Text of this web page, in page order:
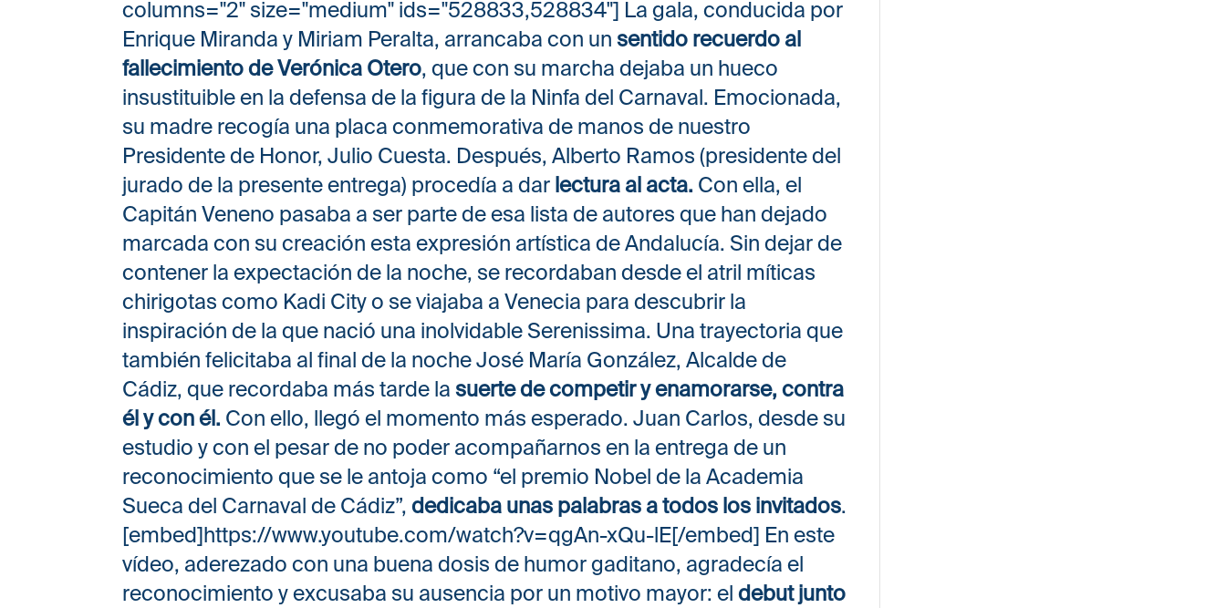
columns="2" size="medium" ids="528833,528834"] La gala, conducida por
Enrique Miranda y Miriam Peralta, arrancaba con unsentido recuerdo al
fallecimiento de Verónica Otero, que con su marcha dejaba un hueco
insustituible en la defensa de la figura de la Ninfa del Carnaval. Emocionada,
su madre recogía una placa conmemorativa de manos de nuestro
Presidente de Honor, Julio Cuesta. Después, Alberto Ramos (presidente del
jurado de la presente entrega) procedía a dar lectura al acta. Con ella, el
Capitán Veneno pasaba a ser parte de esa lista de autores que han dejado
marcada con su creación esta expresión artística de Andalucía. Sin dejar de
contener la expectación de la noche, se recordaban desde el atril míticas
chirigotas como Kadi City o se viajaba a Venecia para descubrir la
inspiración de la que nació una inolvidable Serenissima. Una trayectoria que
también felicitaba al final de la noche José María González, Alcalde de
Cádiz, que recordaba más tarde lasuerte de competir y enamorarse, contra
él y con él. Con ello, llegó el momento más esperado. Juan Carlos, desde su
estudio y con el pesar de no poder acompañarnos en la entrega de un
reconocimiento que se le antoja como “el premio Nobel de la Academia
Sueca del Carnaval de Cádiz”,dedicaba unas palabras a todos los invitados.
[embed]https://www.youtube.com/watch?v=qgAn-xQu-lE[/embed] En este
vídeo, aderezado con una buena dosis de humor gaditano, agradecía el
reconocimiento y excusaba su ausencia por un motivo mayor: eldebut junto